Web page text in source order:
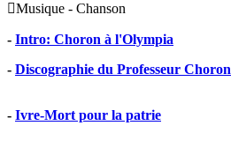
Musique - Chanson
- Intro: Choron à l'Olympia
- Discographie du Professeur Choron
- Ivre-Mort pour la patrie